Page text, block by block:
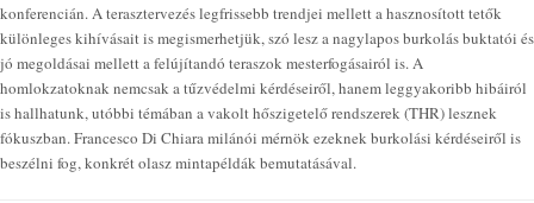
konferencián. A terasztervezés legfrissebb trendjei mellett a hasznosított tetők
különleges kihívásait is megismerhetjük, szó lesz a nagylapos burkolás buktatói és
jó megoldásai mellett a felújítandó teraszok mesterfogásairól is. A
homlokzatoknak nemcsak a tűzvédelmi kérdéseiről, hanem leggyakoribb hibáiról
is hallhatunk, utóbbi témában a vakolt hőszigetelő rendszerek (THR) lesznek
fókuszban. Francesco Di Chiara milánói mérnök ezeknek burkolási kérdéseiről is
beszélni fog, konkrét olasz mintapéldák bemutatásával.